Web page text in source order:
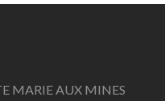
MARIE AUX MINES